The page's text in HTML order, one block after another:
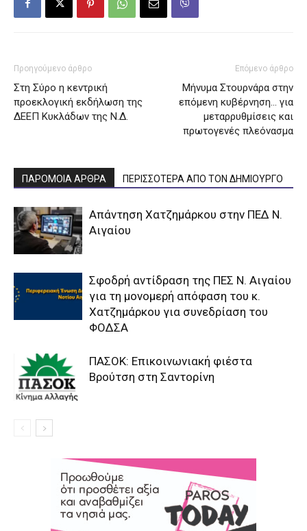
Προηγούμενο άρθρο
Στη Σύρο η κεντρική
προεκλογική εκδήλωση της
ΔΕΕΠ Κυκλάδων της Ν.Δ.
Επόμενο άρθρο
Μήνυμα Στουρνάρα στην
επόμενη κυβέρνηση… για
μεταρρυθμίσεις και
πρωτογενές πλεόνασμα
ΠΑΡΟΜΟΙΑ ΑΡΘΡΑ ΠΕΡΙΣΣΟΤΕΡΑ ΑΠΟ ΤΟΝ ΔΗΜΙΟΥΡΓΟ
Απάντηση Χατζημάρκου στην ΠΕΔ Ν.
Αιγαίου
Σφοδρή αντίδραση της ΠΕΣ Ν. Αιγαίου
για τη μονομερή απόφαση του κ.
Χατζημάρκου για συνεδρίαση του
ΦΟΔΣΑ
ΠΑΣΟΚ: Επικοινωνιακή φιέστα
Βρούτση στη Σαντορίνη